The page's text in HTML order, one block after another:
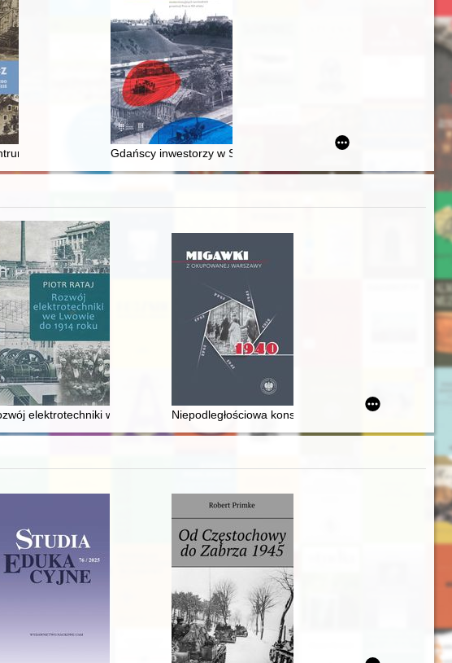
poligonu drawskiego od średniowiecza do dziś
Gdańscy inwestorzy w Sopocie : prestiż finansowy i towarzyski
okresie międzywojennym = Modernist architecture of Vołyn in the interwar period
elektrotechniki we Lwowie do 1914 rokuNiepodległościowa konspiracja młodzieżowa w